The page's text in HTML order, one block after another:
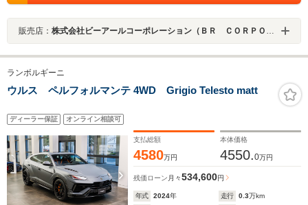
販売店： 株式会社ビーアールコーポレーション（ＢＲ ＣＯＲＰＯＲＡＴＩＯＮ）
ランボルギーニ
ウルス ペルフォルマンテ 4WD Grigio Telesto matt
ディーラー保証 オンライン相談可
支払総額
4580万円
本体価格
4550.0万円
残価ローン 月々534,600円
年式 2024年 走行 0.3万km